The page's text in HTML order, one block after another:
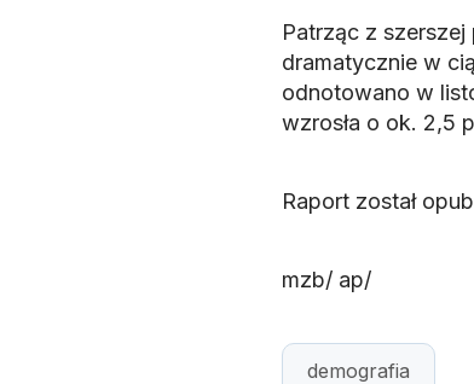
Patrząc z
dramatycznie w
odnotowano w
wzrosła o ok. 2,5
Raport został
mzb/ ap/
demografia